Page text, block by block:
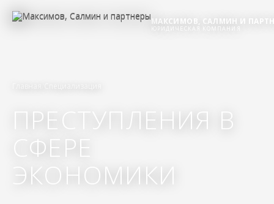
МАКСИМОВ, САЛМИН И
ЮРИДИЧЕСКАЯ КОМПАНИЯ
ПРЕСТУПЛЕНИЯ В
СФЕРЕ
ЭКОНОМИКИ